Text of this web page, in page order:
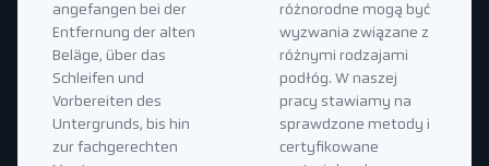
różnorodne mogą być
wyzwania związane z
różnymi rodzajami
podłóg. W naszej
pracy stawiamy na
sprawdzone metody i
certyfikowane
angefangen bei der
Entfernung der alten
Beläge, über das
Schleifen und
Vorbereiten des
Untergrunds, bis hin
zur fachgerechten